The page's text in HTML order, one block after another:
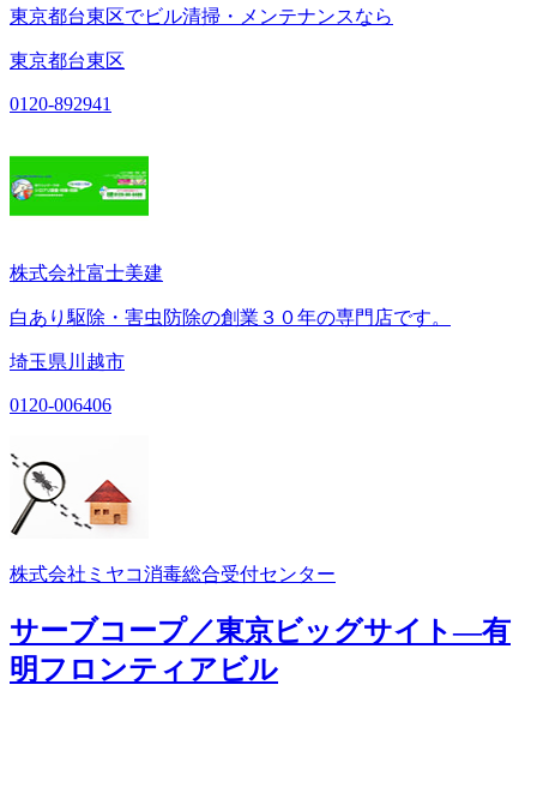
東京都台東区でビル清掃・メンテナンスなら
東京都台東区
0120-892941
株式会社富士美建
白あり駆除・害虫防除の創業３０年の専門店です。
埼玉県川越市
0120-006406
株式会社ミヤコ消毒総合受付センター
サーブコープ／東京ビッグサイト―有
明フロンティアビル